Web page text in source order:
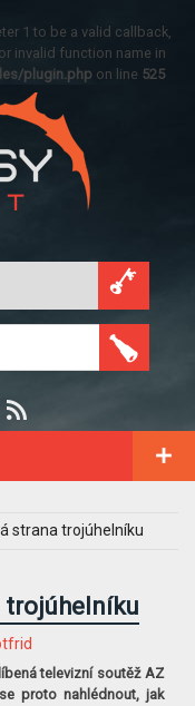
1 to be a valid callback,
invalid function name in
plugin.php on line 525
strana trojúhelníku
trojúhelníku
televizní soutěž AZ
proto nahlédnout, jak